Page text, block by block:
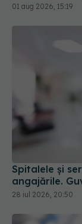
01 aug 2026, 15:19
Spitalele și
angajările.
28 iul 2026, 20:50